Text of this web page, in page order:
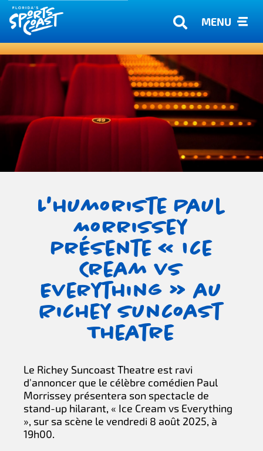
MENU
L'humoriste Paul
Morrissey
présente « Ice
Cream vs
Everything » au
Richey Suncoast
Theatre
Le Richey Suncoast Theatre est ravi
d'annoncer que le célèbre comédien Paul
Morrissey présentera son spectacle de
stand-up hilarant, « Ice Cream vs Everything
», sur sa scène le vendredi 8 août 2025, à
19h00.